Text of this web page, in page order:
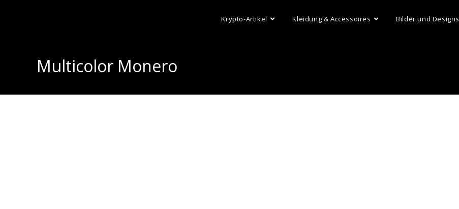
Krypto-Artikel Kleidung & Accessoires Bilder und Designs
Multicolor Monero